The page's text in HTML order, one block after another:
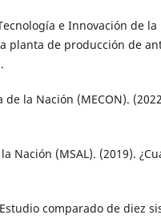
e Innovación de la
planta de producción de
la Nación (MECON).
Nación (MSAL). (2019).
comparado de diez